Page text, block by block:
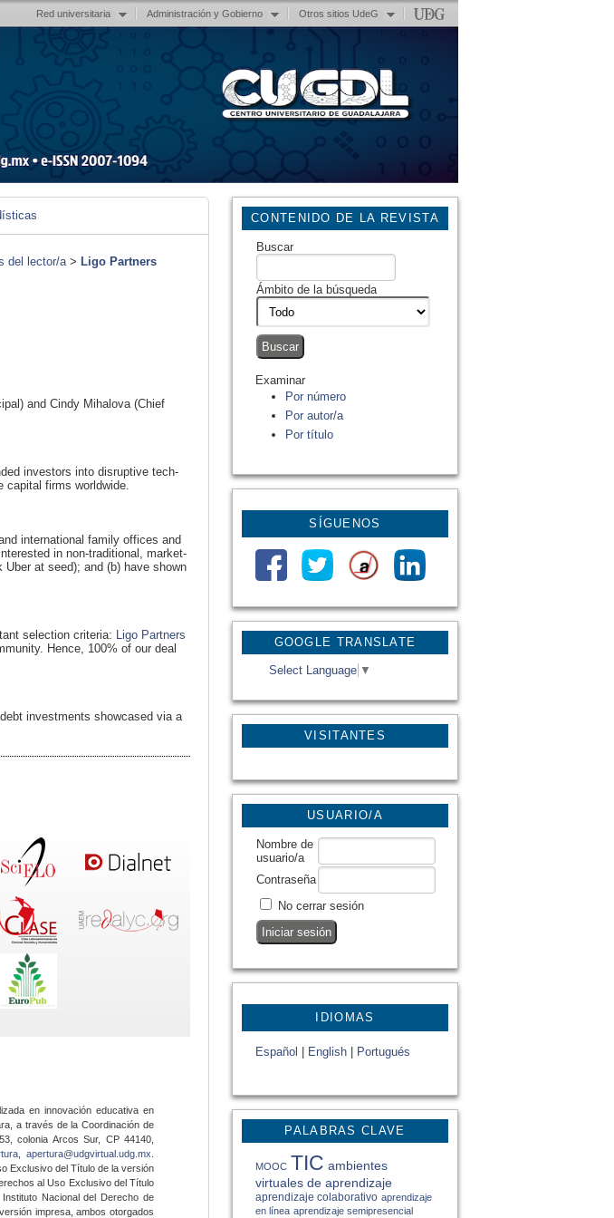
Red universitaria Administración y Gobierno Otros sitios UdeG
GOOGLE TRANSLATE
Select Language ▼
VISITANTES
CONTENIDO DE LA REVISTA
Buscar
Ámbito de la búsqueda
Examinar
Por número
Por autor/a
Por título
SÍGUENOS
USUARIO/A
Nombre de
usuario/a
Contraseña
No cerrar sesión
IDIOMAS
Español English Portugués
PALABRAS CLAVE
MOOC TIC ambientes
virtuales de aprendizaje
aprendizaje colaborativo aprendizaje
en línea aprendizaje semipresencial
del lector/a> Ligo Partners
and Cindy Mihalova (Chief
investors into disruptive tech-
capital firms worldwide.
international family offices and
in non-traditional, market-
at seed); and (b) have shown
selection criteria: Ligo Partners
Hence, 100% of our deal
investments showcased via a
en innovación educativa en
a través de la Coordinación de
colonia Arcos Sur, CP 44140,
apertura@udgvirtual.udg.mx
Exclusivo del Título de la versión
al Uso Exclusivo del Título
Nacional del Derecho de
impresa, ambos otorgados